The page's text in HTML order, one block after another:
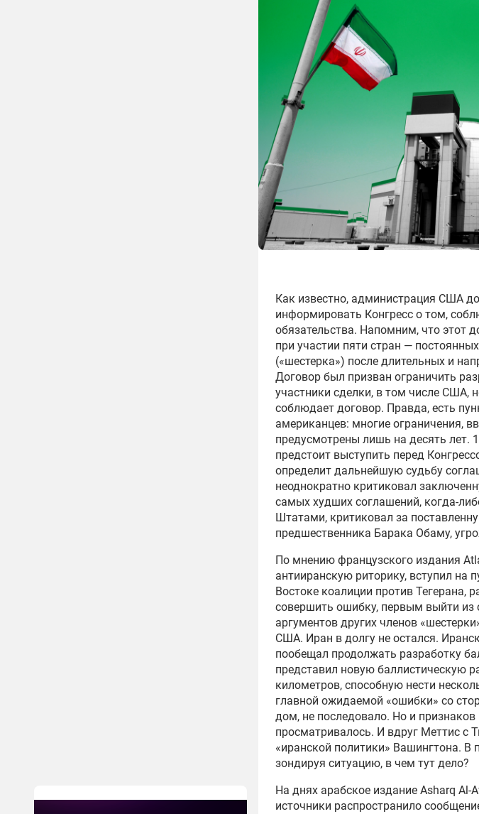
Как известно, администрация США
информировать Конгресс о том,
обязательства. Напомним, что этот
при участии пяти стран —
(«шестерка») после длительных и
Договор был призван ограничить
участники сделки, в том числе США,
соблюдает договор. Правда, есть
американцев: многие ограничения,
предусмотрены лишь на десять лет.
предстоит выступить перед
определит дальнейшую судьбу
неоднократно критиковал
самых худших соглашений, когда-
Штатами, критиковал за
предшественника Барака Обаму,
По мнению французского издания
антииранскую риторику, вступил на
Востоке коалиции против Тегерана,
совершить ошибку, первым выйти из
аргументов других членов
США. Иран в долгу не остался.
пообещал продолжать разработку
представил новую баллистическую
километров, способную нести
главной ожидаемой «ошибки» со
дом, не последовало. Но и
просматривалось. И вдруг Меттис с
«иранской политики» Вашингтона. В
зондируя ситуацию, в чем тут дело?
На днях арабское издание Asharq Al-
источники распространило